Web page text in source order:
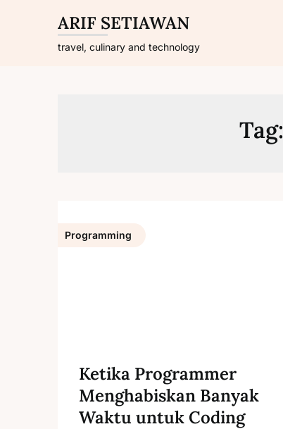
ARIF SETIAWAN
travel, culinary and technology
Tag:
Programming
Ketika Programmer
Menghabiskan Banyak
Waktu untuk Coding